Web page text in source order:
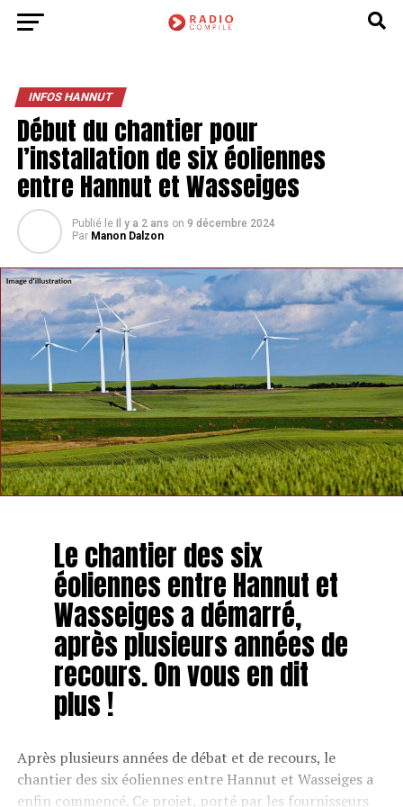
INFOS HANNUT
Début du chantier pour
l’installation de six éoliennes
entre Hannut et Wasseiges
Publié le Il y a 2 ans on 9 décembre 2024
Par Manon Dalzon
Le chantier des six
éoliennes entre Hannut et
Wasseiges a démarré,
après plusieurs années de
recours. On vous en dit
plus !
Après plusieurs années de débat et de recours, le
chantier des six éoliennes entre Hannut et Wasseiges a
enfin commencé. Ce projet, porté par les fournisseurs